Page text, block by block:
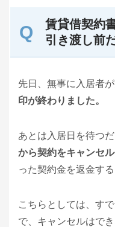
賃貸借契約
引き渡し前
先日、無事に入居者
印が終わりました。
あとは入居日を待つ
から契約をキャンセ
った契約金を返金す
こちらとしては、す
で、キャンセルはで